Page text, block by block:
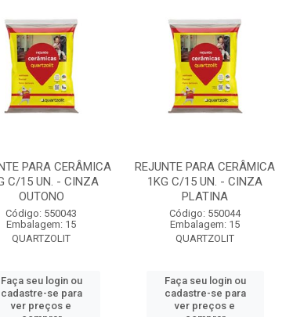
PARA CERÂMICA
C/15 UN. - CINZA
OUTONO
Código: 550043
Embalagem: 15
QUARTZOLIT
Faça seu login ou
cadastre-se para
ver preços e
REJUNTE PARA CERÂMICA
1KG C/15 UN. - CINZA
PLATINA
Código: 550044
Embalagem: 15
QUARTZOLIT
Faça seu login ou
cadastre-se para
ver preços e